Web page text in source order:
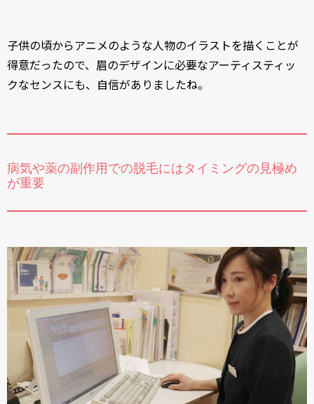
子供の頃からアニメのような人物のイラストを描くことが
得意だったので、眉のデザインに必要なアーティスティッ
クなセンスにも、自信がありましたね。
病気や薬の副作用での脱毛にはタイミングの見極め
が重要